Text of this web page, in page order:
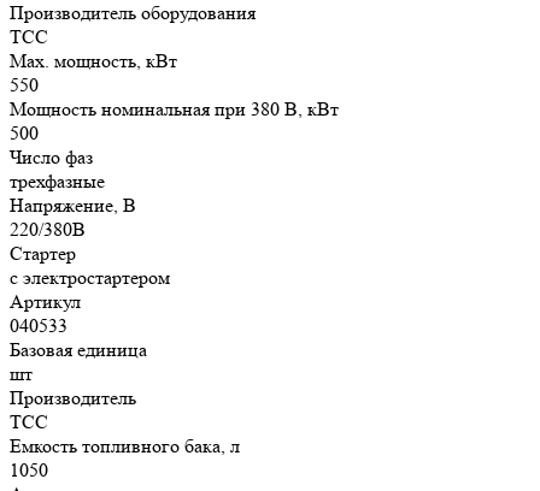
Производитель оборудования
ТСС
Max. мощность, кВт
550
Мощность номинальная при 380 В, кВт
500
Число фаз
трехфазные
Напряжение, В
220/380В
Стартер
с электростартером
Артикул
040533
Базовая единица
шт
Производитель
ТСС
Емкость топливного бака, л
1050